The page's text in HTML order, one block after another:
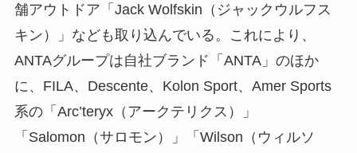
舗アウトドア「Jack Wolfskin（ジャックウルフス
キン）」なども取り込んでいる。これにより、
ANTAグループは自社ブランド「ANTA」のほか
に、FILA、Descente、Kolon Sport、Amer Sports
系の「Arc’teryx（アークテリクス）」
「Salomon（サロモン）」「Wilson（ウィルソ